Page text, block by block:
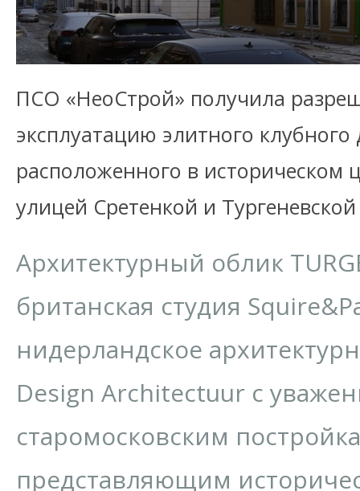
ПСО «НеоСтрой» получила
эксплуатацию элитного клубного
расположенного в историческом
улицей Сретенкой и
Архитектурный облик
британская студия
нидерландское
Design Architectuur с
старомосковским
представляющим